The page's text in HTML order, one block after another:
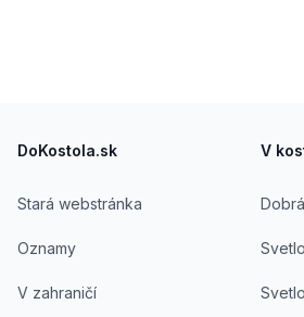
DoKostola.sk
Stará webstránka
Oznamy
V zahraničí
V